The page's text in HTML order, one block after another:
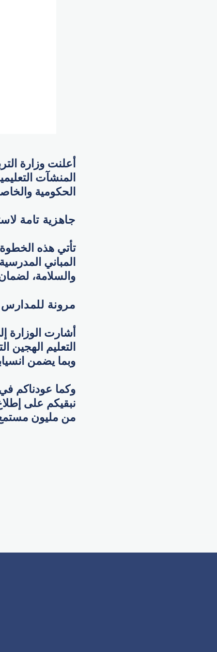
أعلنت وزارة
المنشآت
الحكومية والخاصة،
جاهزية تامة
تأتي هذه
المباني
والسلامة،
مرونة
أشارت الوزارة
التعليم الهجين
وبما يضمن
وكما عودناكم في
نبقيكم على
من مليون مستمع